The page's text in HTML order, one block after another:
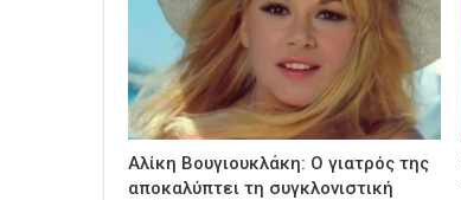
Αλίκη Βουγιουκλάκη: Ο γιατρός της
αποκαλύπτει τη συγκλονιστική